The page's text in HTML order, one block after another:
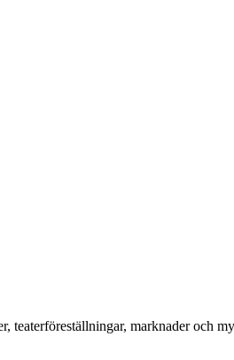
marknader och